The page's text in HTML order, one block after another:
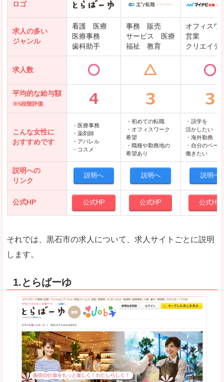
ロゴ
求人の多い
ジャンル
看護 医療
医療事務
歯科助手
事務 販売
サービス 医療
福祉 教育
オフィスワ
営業
クリエイテ
求人数
平均的な給与額
※5段階評価
こんな女性に
おすすめです
・医療事務
・薬剤師
・アパレル
・コスメ
・初めての転職
・オフィスワーク
希望
・職種や勤務地の
希望あり
・語学を
活かしたい
・海外勤務
・自分のペー
働きたい
説明への
リンク
説明へ 説明へ 説明へ
公式HP 公式HP 公式HP 公式HP
それでは、黒石市の求人について、求人サイトごとに説明
します。
1.とらばーゆ